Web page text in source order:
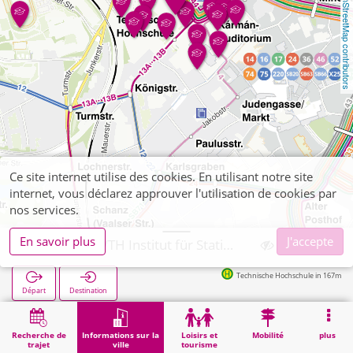
OpenStreetMap contributors
Recherche de
trajet
Informations sur la
ville
Loisirs et
tourisme
Mobilité plus
Départ Destination
Technische Hochschule in 167m
Démarrage Informations sur la ville
Établissements universitaires et écoles supérieures
Aachen, RWTH Institut für Statistik
Ce site internet utilise des cookies. En utilisant notre site
internet, vous déclarez approuver l'utilisation de cookies par
nos services.
En savoir plus
J'accepte